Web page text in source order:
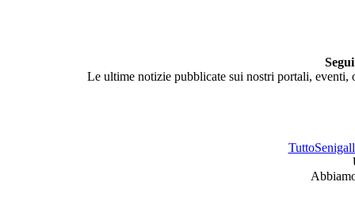
Le ultime notizie pubblicate sui nostri portali,